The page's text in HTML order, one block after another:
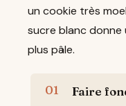
un cookie très
sucre blanc donne
plus pâle.
Faire